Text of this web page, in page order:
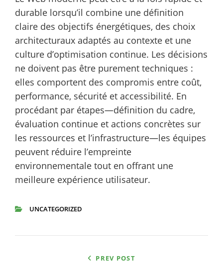
durable lorsqu’il combine une définition
claire des objectifs énergétiques, des choix
architecturaux adaptés au contexte et une
culture d’optimisation continue. Les décisions
ne doivent pas être purement techniques :
elles comportent des compromis entre coût,
performance, sécurité et accessibilité. En
procédant par étapes—définition du cadre,
évaluation continue et actions concrètes sur
les ressources et l’infrastructure—les équipes
peuvent réduire l’empreinte
environnementale tout en offrant une
meilleure expérience utilisateur.
UNCATEGORIZED
PREV POST